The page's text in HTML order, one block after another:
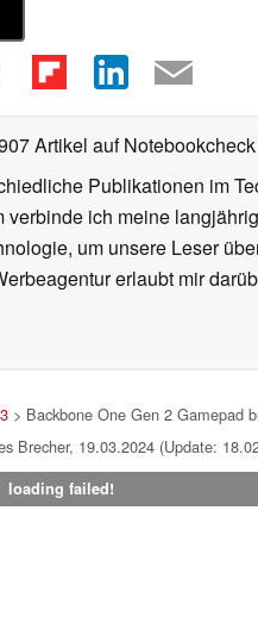
Artikel auf
Publikationen im
ich meine
um unsere Leser
erlaubt mir
> Backbone One Gen 2 Gamepad
Brecher, 19.03.2024 (Update:
loading failed!